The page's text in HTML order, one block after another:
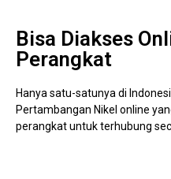
Bisa Diakses
Perangkat
Hanya satu-satunya di
Pertambangan Nikel online
perangkat untuk terhubung